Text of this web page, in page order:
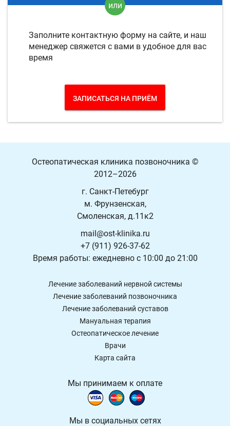
или
Заполните контактную форму на сайте, и наш
менеджер свяжется с вами в удобное для вас
время
ЗАПИСАТЬСЯ НА ПРИЁМ
Остеопатическая клиника позвоночника ©
2012–2026
г. Санкт-Петебург
м. Фрунзенская,
Смоленская, д.11к2
mail@ost-klinika.ru
+7 (911) 926-37-62
Время работы: ежедневно с 10:00 до 21:00
Лечение заболеваний нервной системы
Лечение заболеваний позвоночника
Лечение заболеваний суставов
Мануальная терапия
Остеопатическое лечение
Врачи
Карта сайта
Мы принимаем к оплате
Мы в социальных сетях